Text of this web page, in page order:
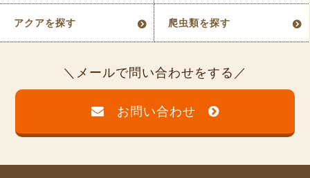
アクアを探す 爬虫類を探す
メールで問い合わせをする
お問い合わせ